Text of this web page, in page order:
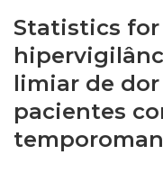
Browse repository
Entities
Statistics
limiar de dor
pacientes